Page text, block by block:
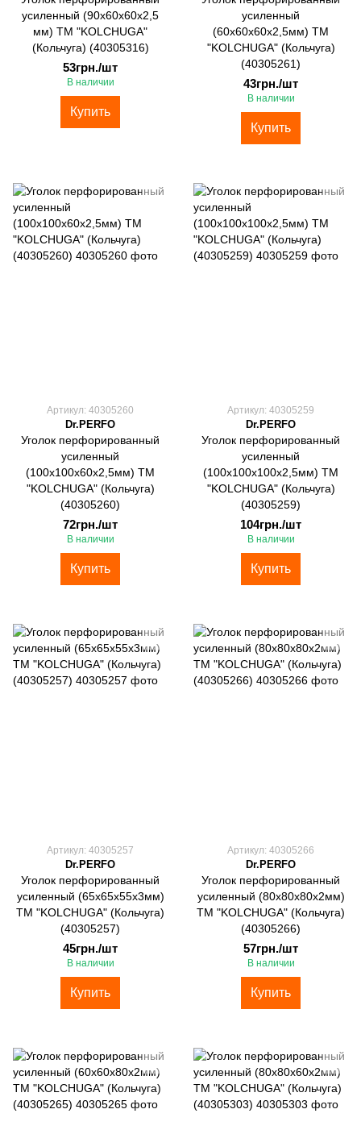
усиленный (90х60х60х2,5
мм) ТМ "KOLCHUGA"
(Кольчуга) (40305316)
53грн./шт
В наличии
Купить
усиленный
(60х60х60х2,5мм) ТМ
"KOLCHUGA" (Кольчуга)
(40305261)
43грн./шт
В наличии
Купить
Артикул: 40305260
Dr.PERFO
Уголок перфорированный
усиленный
(100х100х60х2,5мм) ТМ
"KOLCHUGA" (Кольчуга)
(40305260)
72грн./шт
В наличии
Купить
Артикул: 40305259
Dr.PERFO
Уголок перфорированный
усиленный
(100х100х100х2,5мм) ТМ
"KOLCHUGA" (Кольчуга)
(40305259)
104грн./шт
В наличии
Купить
Артикул: 40305257
Dr.PERFO
Уголок перфорированный
усиленный (65х65х55х3мм)
ТМ "KOLCHUGA" (Кольчуга)
(40305257)
45грн./шт
В наличии
Купить
Артикул: 40305266
Dr.PERFO
Уголок перфорированный
усиленный (80х80х80х2мм)
ТМ "KOLCHUGA" (Кольчуга)
(40305266)
57грн./шт
В наличии
Купить